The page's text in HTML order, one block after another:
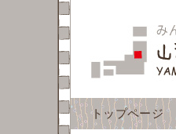
トップページ